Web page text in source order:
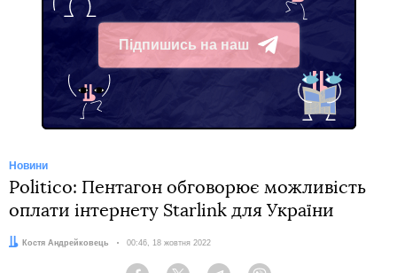
Підпишись на наш
Telegram
Новини
Politico: Пентагон обговорює можливість
оплати інтернету Starlink для України
Автор:Костя Андрейковець Дата:
00:46, 18 жовтня 2022